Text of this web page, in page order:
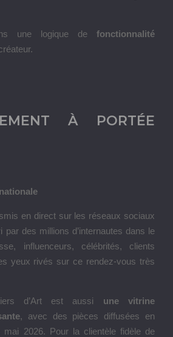
une logique de fonctionnalité
À PORTÉE
en direct sur les réseaux sociaux
par des millions d’internautes dans le
influenceurs, célébrités, clients
yeux rivés sur ce rendez-vous très
d’Art est aussi une vitrine
, avec des pièces diffusées en
mai 2026. Pour la clientèle fidèle de